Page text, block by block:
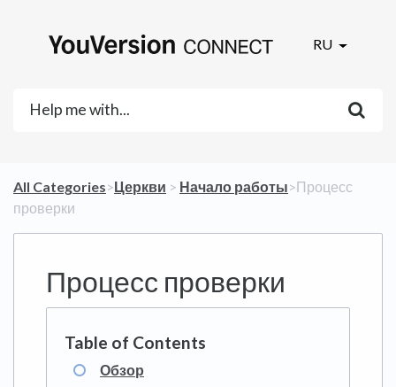
RU
All Categories​>​​Церкви ​ > ​ ​Начало работы​>​ Процесс
проверки
Процесс проверки
Обзор